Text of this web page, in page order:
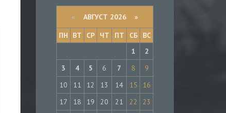
« АВГУСТ 2026 »
ПН
ВТ СР ЧТ ПТ СБ
ВС
1
2
3
4 5 6 7 8
9
10
11 12 13 14 15
16
17
18 19 20 21 22
23